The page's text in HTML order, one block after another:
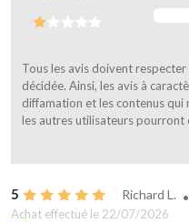
Tous les avis doivent
décidée. Ainsi, les avis à
diffamation et les contenus
les autres utilisateurs pourront
5 Richard L.
Achat effectué le 22/07/2026